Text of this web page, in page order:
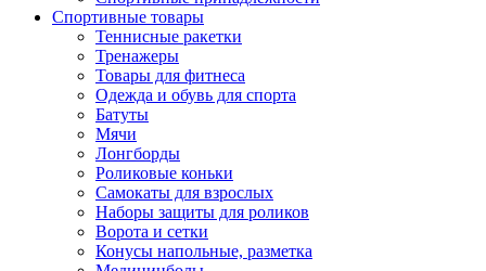
Спортивные товары
Теннисные ракетки
Тренажеры
Товары для фитнеса
Одежда и обувь для спорта
Батуты
Мячи
Лонгборды
Роликовые коньки
Самокаты для взрослых
Наборы защиты для роликов
Ворота и сетки
Конусы напольные, разметка